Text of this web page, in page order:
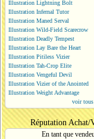
Illustration Lightning Bolt
Illustration Infernal Tutor
Illustration Maned Serval
Illustration Wild-Field Scarecrow
Illustration Deadly Tempest
Illustration Lay Bare the Heart
Illustration Pitiless Vizier
Illustration Tah-Crop Elite
Illustration Vengeful Devil
Illustration Vizier of the Anointed
Illustration Weight Advantage
voir tous
Réputation Achat/
En tant que